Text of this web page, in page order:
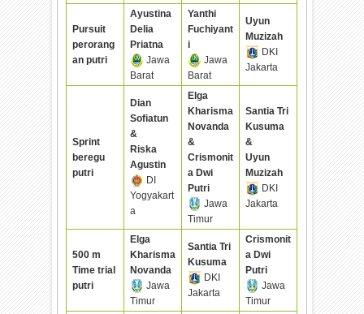
Pursuit
perorang
an putri
Ayustina
Delia
Priatna
Jawa
Barat
Yanthi
Fuchiyant
i
Jawa
Barat
Uyun
Muzizah
DKI
Jakarta
Sprint
beregu
putri
Dian
Sofiatun
&
Riska
Agustin
DI
Yogyakart
a
Elga
Kharisma
Novanda
&
Crismonit
a Dwi
Putri
Jawa
Timur
Santia Tri
Kusuma
&
Uyun
Muzizah
DKI
Jakarta
500 m
Time trial
putri
Elga
Kharisma
Novanda
Jawa
Timur
Santia Tri
Kusuma
DKI
Jakarta
Crismonit
a Dwi
Putri
Jawa
Timur